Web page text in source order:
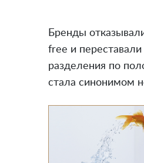
Объединяет эти
контроля.
продуманные
больше помад и
требуется десять
и требовать денег.